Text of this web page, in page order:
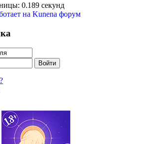
0.189 секунд
на Kunena форум